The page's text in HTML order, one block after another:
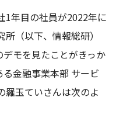
年目の社員が2022年に
（以下、情報総研）
モを見たことがきっか
金融事業本部 サービ
羅玉ていさんは次のよ